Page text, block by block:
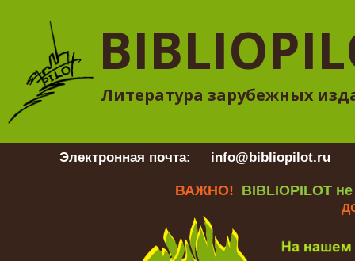
Литература зарубежных
Электронная почта: info@bibliopilot.ru
ВАЖНО! BIBLIOPILOT